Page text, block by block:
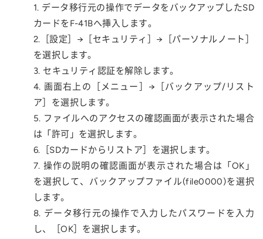
1. データ移行元の操作でデータをバックアップしたSD
カードをF-41Bへ挿入します。
2.［設定］→［セキュリティ］→［パーソナルノート］
を選択します。
3. セキュリティ認証を解除します。
4. 画面右上の［メニュー］→［バックアップ/リスト
ア］を選択します。
5. ファイルへのアクセスの確認画面が表示された場合
は「許可」を選択します。
6.［SDカードからリストア］を選択します。
7. 操作の説明の確認画面が表示された場合は「OK」
を選択して、バックアップファイル(file0000)を選択
します。
8. データ移行元の操作で入力したパスワードを入力
し、［OK］を選択します。